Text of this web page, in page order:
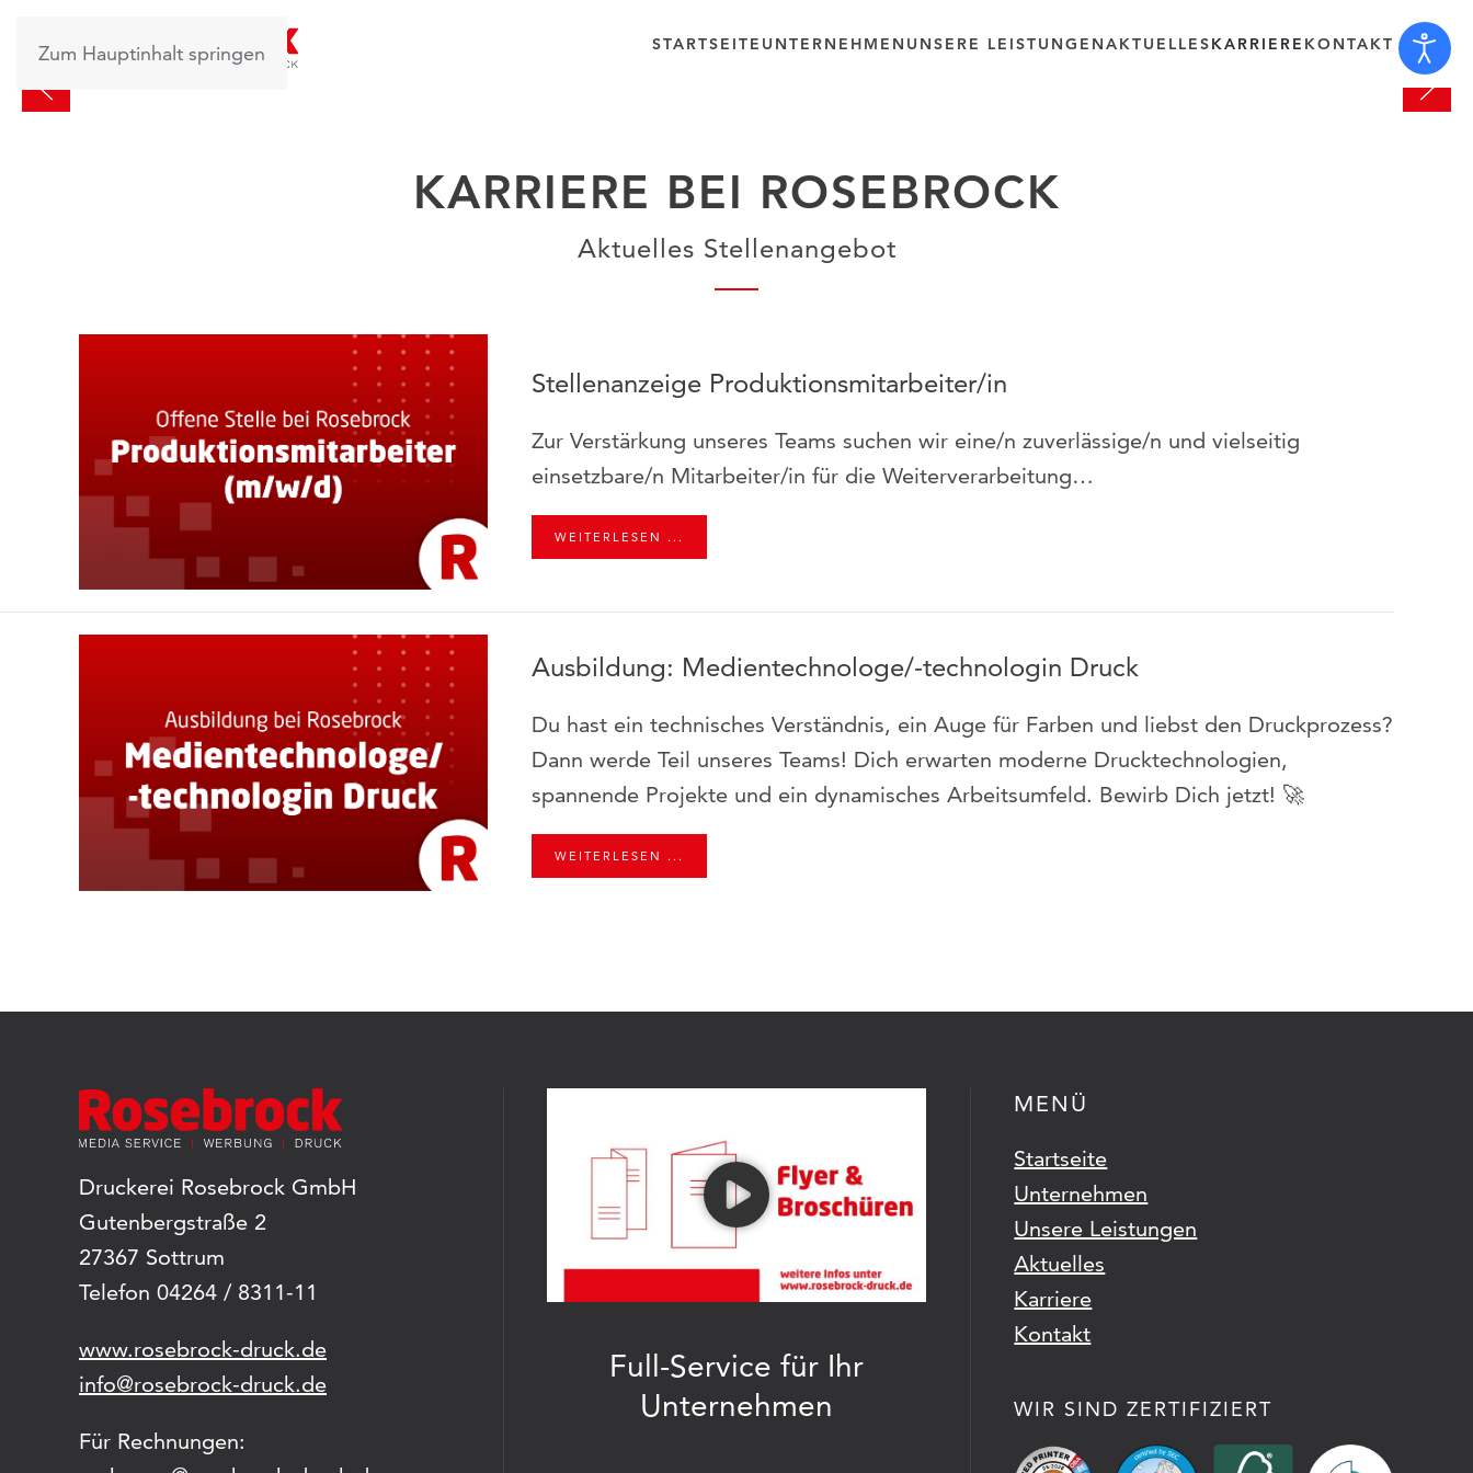
Zum Hauptinhalt springen STARTSEITE UNTERNEHMEN UNSERE LEISTUNGENAKTUELLESKARRIERE KONTAKT
KARRIERE BEI ROSEBROCK
Aktuelles Stellenangebot
Stellenanzeige Produktionsmitarbeiter/in
Zur Verstärkung unseres Teams suchen wir eine/n zuverlässige/n und vielseitig
einsetzbare/n Mitarbeiter/in für die Weiterverarbeitung…
WEITERLESEN ...
Ausbildung: Medientechnologe/-technologin Druck
Du hast ein technisches Verständnis, ein Auge für Farben und liebst den Druckprozess?
Dann werde Teil unseres Teams! Dich erwarten moderne Drucktechnologien,
spannende Projekte und ein dynamisches Arbeitsumfeld. Bewirb Dich jetzt! 🚀
WEITERLESEN ...
Druckerei Rosebrock GmbH
Gutenbergstraße 2
27367 Sottrum
Telefon 04264 / 8311-11
www.rosebrock-druck.de
info@rosebrock-druck.de
Für Rechnungen:
Full-Service für Ihr
Unternehmen
MENÜ
Startseite
Unternehmen
Unsere Leistungen
Aktuelles
Karriere
Kontakt
WIR SIND ZERTIFIZIERT